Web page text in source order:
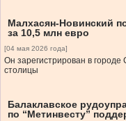
Малхасян-Новинский
за 10,5 млн евро
[04 мая 2026 года]
Он зарегистрирован в
столицы
Балаклавское
по “Метинвесту”